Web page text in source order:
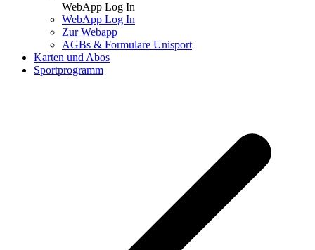
WebApp Log In
WebApp Log In
Zur Webapp
AGBs & Formulare Unisport
Karten und Abos
Sportprogramm